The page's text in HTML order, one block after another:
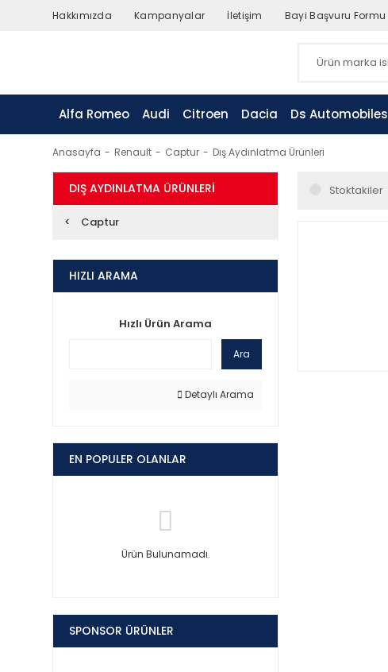
Hakkımızda Kampanyalar İletişim Bayi Başvuru Formu
Alfa Romeo Audi Citroen Dacia Ds Automobiles
Anasayfa Renault Captur Dış Aydınlatma Ürünleri
DIŞ AYDINLATMA ÜRÜNLERI
Captur
HIZLI ARAMA
Hızlı Ürün Arama
Ara
Detaylı Arama
EN POPULER OLANLAR
Ürün Bulunamadı.
SPONSOR ÜRÜNLER
Stoktakiler